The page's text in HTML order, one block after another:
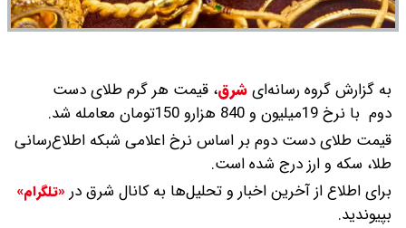
به گزارش گروه رسانه‌ایشرق، قیمت هر گرم طلای دست
دوم با نرخ 19میلیون و 840 هزارو 150تومان معامله شد.
قیمت طلای دست دوم بر اساس نرخ اعلامی شبکه اطلاع‌رسانی
طلا، سکه و ارز درج شده است.
برای اطلاع از آخرین اخبار و تحلیل‌ها به کانال شرق در «تلگرام»
بپیوندید.